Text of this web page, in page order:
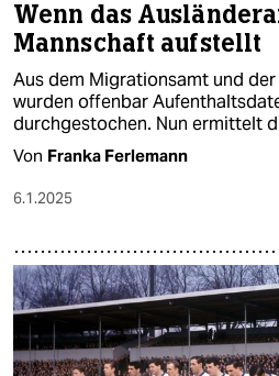
Wenn das
Mannschaft aufstellt
Aus dem Migrationsamt und der
wurden offenbar
durchgestochen. Nun ermittelt
Von Franka Ferlemann
6.1.2025